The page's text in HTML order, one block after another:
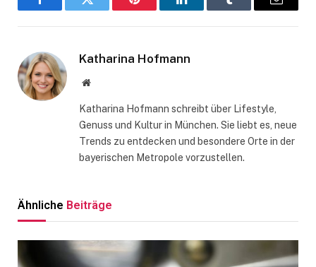
FacebookTwitter Pinterest LinkedInTumblr Email
Katharina Hofmann
Website
Katharina Hofmann schreibt über Lifestyle,
Genuss und Kultur in München. Sie liebt es, neue
Trends zu entdecken und besondere Orte in der
bayerischen Metropole vorzustellen.
Ähnliche Beiträge